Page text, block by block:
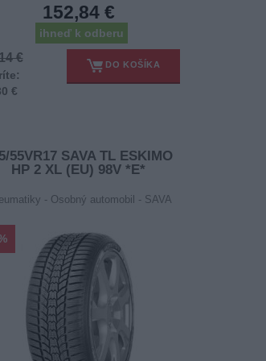
152,84 €
ihneď k odberu
€
€
DO KOŠÍKA
55VR17 SAVA TL ESKIMO
HP 2 XL (EU) 98V *E*
- Osobný automobil - SAVA